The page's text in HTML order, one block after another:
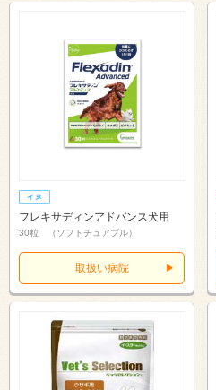
フレキサディンアドバンス犬用
30粒 （ソフトチュアブル）
取扱い病院